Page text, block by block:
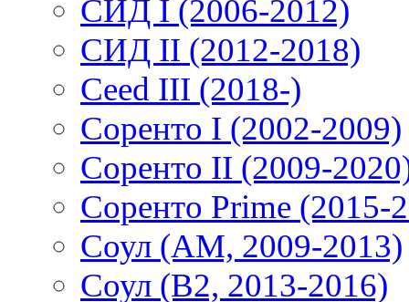
СИД I (2006-2012)
СИД II (2012-2018)
Ceed III (2018-)
Соренто I (2002-2009)
Соренто II (2009-
Соренто Prime (2015-
Соул (AM, 2009-2013)
Соул (B2, 2013-2016)